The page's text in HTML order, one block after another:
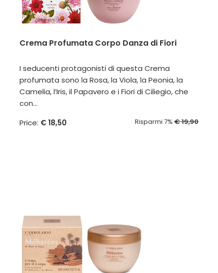
Crema Profumata Corpo Danza di Fiori
I seducenti protagonisti di questa Crema
profumata sono la Rosa, la Viola, la Peonia, la
Camelia, l’Iris, il Papavero e i Fiori di Ciliegio, che
con...
Price: € 18,50 Risparmi 7% € 19,90